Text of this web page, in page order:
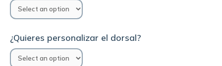
¿Quieres personalizar el dorsal?